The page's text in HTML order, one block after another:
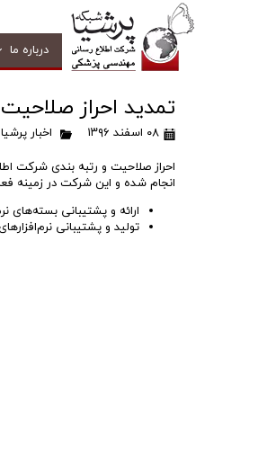
درباره ما
تمدید احراز صلاحیت
۰۸ اسفند ۱۳۹۶ اخبار
انجام شده و این شرکت در زمینه فعالیت های زیر
ارائه و پشتیبانی بسته‌های
تولید و پشتیبانی